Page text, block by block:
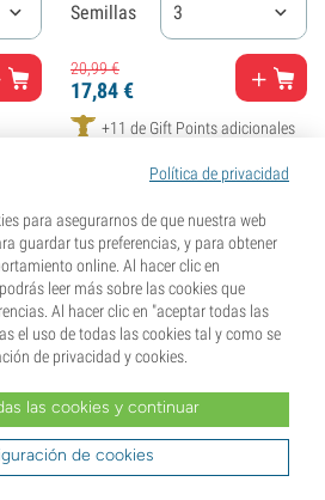
Semillas 3
20,99€
17,84€
+11 de Gift Points adicionales
Fast
- 5%
Cash Express (Zamnesia
Seeds) feminizada
Política de privacidad
para asegurarnos de que nuestra web
guardar tus preferencias, y para obtener
online. Al hacer clic en
leer más sobre las cookies que
Al hacer clic en "aceptar todas las
el uso de todas las cookies tal y como se
de privacidad y cookies.
las cookies y continuar
de cookies